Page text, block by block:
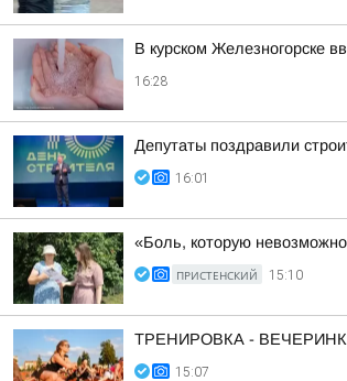
В курском Железногорске
16:28
Депутаты поздравили
16:01
«Боль, которую
ПРИСТЕНСКИЙ 15:10
ТРЕНИРОВКА - ВЕЧЕРИНКА.
15:07